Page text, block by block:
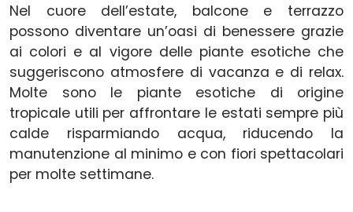
Nel cuore dell’estate, balcone e terrazzo
possono diventare un’oasi di benessere grazie
ai colori e al vigore delle piante esotiche che
suggeriscono atmosfere di vacanza e di relax.
Molte sono le piante esotiche di origine
tropicale utili per affrontare le estati sempre più
calde risparmiando acqua, riducendo la
manutenzione al minimo e con fiori spettacolari
per molte settimane.